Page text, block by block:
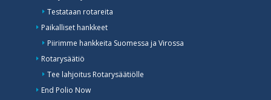
Testataan rotareita
Paikalliset hankkeet
Piirimme hankkeita Suomessa ja Virossa
Rotarysäätiö
Tee lahjoitus Rotarysäätiölle
End Polio Now